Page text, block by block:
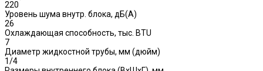
220
Уровень шума внутр. блока, дБ(А)
26
Охлаждающая способность, тыс. BTU
7
Диаметр жидкостной трубы, мм (дюйм)
1/4